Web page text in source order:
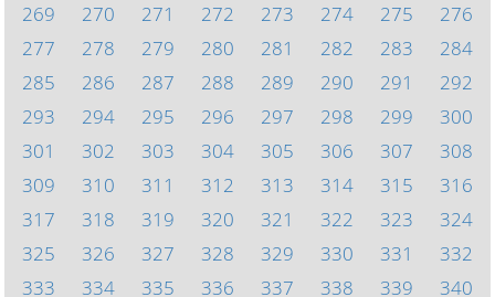
269
270 271 272 273 274 275
276
277
278 279 280 281 282 283
284
285
286 287 288 289 290 291
292
293
294 295 296 297 298 299
300
301
302 303 304 305 306 307
308
309
310 311 312 313 314 315
316
317
318 319 320 321 322 323
324
325
326 327 328 329 330 331
332
333
334 335 336 337 338 339 340